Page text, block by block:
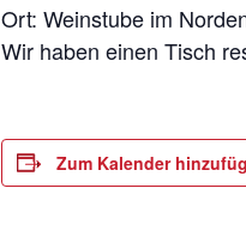
Ort: Weinstube im
Wir haben einen Tisch
Zum Kalender